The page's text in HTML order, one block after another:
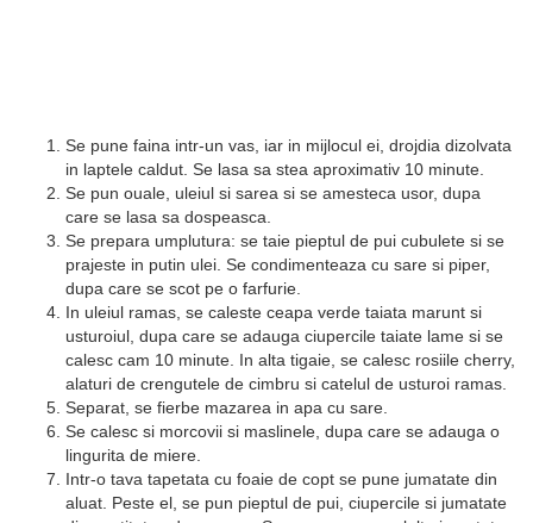
Se pune faina intr-un vas, iar in mijlocul ei, drojdia dizolvata
in laptele caldut. Se lasa sa stea aproximativ 10 minute.
Se pun ouale, uleiul si sarea si se amesteca usor, dupa
care se lasa sa dospeasca.
Se prepara umplutura: se taie pieptul de pui cubulete si se
prajeste in putin ulei. Se condimenteaza cu sare si piper,
dupa care se scot pe o farfurie.
In uleiul ramas, se caleste ceapa verde taiata marunt si
usturoiul, dupa care se adauga ciupercile taiate lame si se
calesc cam 10 minute. In alta tigaie, se calesc rosiile cherry,
alaturi de crengutele de cimbru si catelul de usturoi ramas.
Separat, se fierbe mazarea in apa cu sare.
Se calesc si morcovii si maslinele, dupa care se adauga o
lingurita de miere.
Intr-o tava tapetata cu foaie de copt se pune jumatate din
aluat. Peste el, se pun pieptul de pui, ciupercile si jumatate